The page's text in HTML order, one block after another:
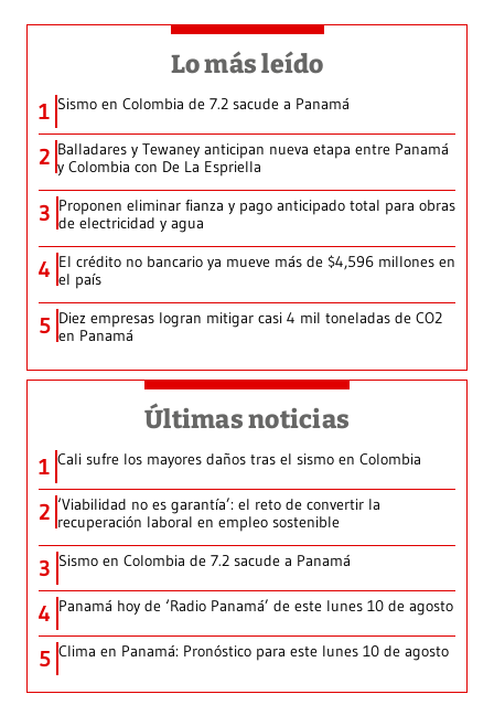
Lo más leído
1 Sismo en Colombia de 7.2 sacude a Panamá
2 Balladares y Tewaney anticipan nueva etapa entre Panamá
y Colombia con De La Espriella
3 Proponen eliminar fianza y pago anticipado total para obras
de electricidad y agua
4 El crédito no bancario ya mueve más de $4,596 millones en
el país
5 Diez empresas logran mitigar casi 4 mil toneladas de CO2
en Panamá
Últimas noticias
1 Cali sufre los mayores daños tras el sismo en Colombia
2 ‘Viabilidad no es garantía’: el reto de convertir la
recuperación laboral en empleo sostenible
3 Sismo en Colombia de 7.2 sacude a Panamá
4 Panamá hoy de ‘Radio Panamá’ de este lunes 10 de agosto
5 Clima en Panamá: Pronóstico para este lunes 10 de agosto